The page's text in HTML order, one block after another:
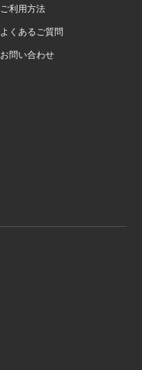
ご利用方法
よくあるご質問
お問い合わせ